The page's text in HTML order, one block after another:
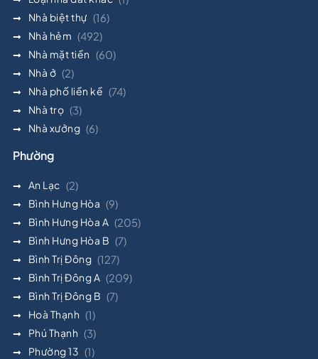
Nhà biệt thự (16)
Nhà hẻm (492)
Nhà mặt tiền (60)
Nhà ở (2)
Nhà phố liền kề (74)
Nhà trọ (3)
Nhà xưởng (6)
Phường
An Lạc (2)
Bình Hưng Hòa (9)
Bình Hưng Hòa A (205)
Bình Hưng Hòa B (7)
Bình Trị Đông (127)
Bình Trị Đông A (209)
Bình Trị Đông B (7)
Hoà Thạnh (1)
Phú Thạnh (3)
Phường 13 (1)